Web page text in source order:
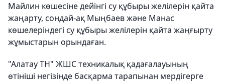
Майлин көшесіне дейінгі су құбыры желілерін қайта
жаңарту, сондай-ақ Мыңбаев және Манас
көшелеріндегі су құбыры желілерін қайта жаңғырту
жұмыстарын орындаған.
"Алатау ТН" ЖШС техникалық қадағалауының
өтініші негізінде басқарма тарапынан мердігерге